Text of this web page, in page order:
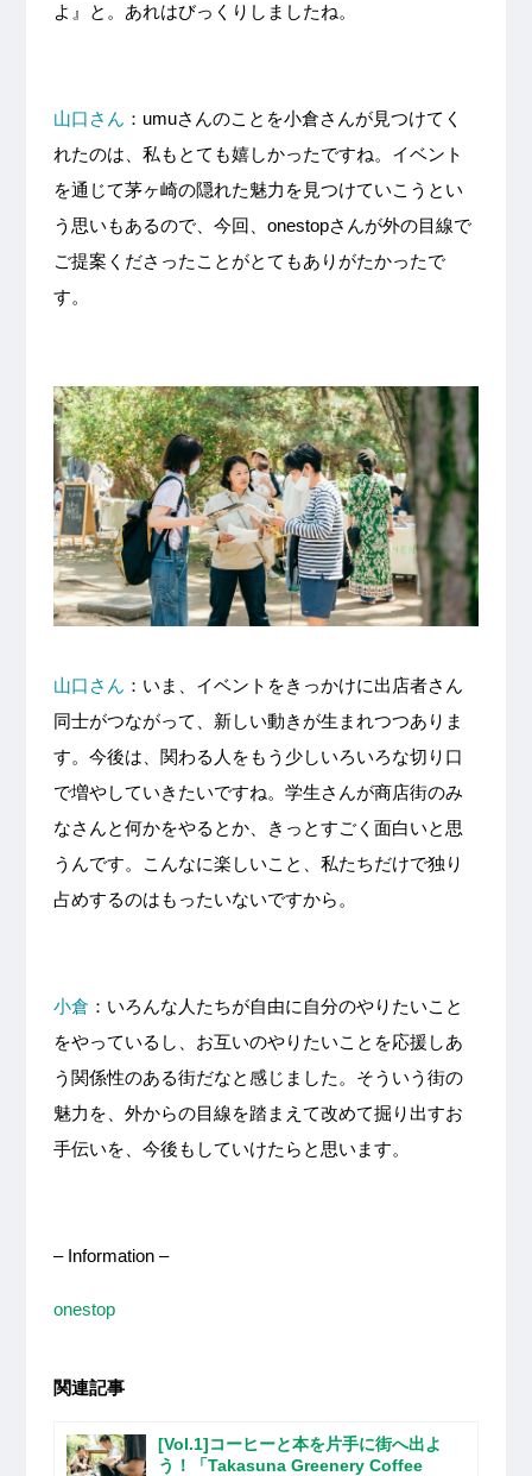
よ』と。あれはびっくりしましたね。
山口さん ：umuさんのことを小倉さんが見つけてく
れたのは、私もとても嬉しかったですね。イベント
を通じて茅ヶ崎の隠れた魅力を見つけていこうとい
う思いもあるので、今回、onestopさんが外の目線で
ご提案くださったことがとてもありがたかったで
す。
山口さん ：いま、イベントをきっかけに出店者さん
同士がつながって、新しい動きが生まれつつありま
す。今後は、関わる人をもう少しいろいろな切り口
で増やしていきたいですね。学生さんが商店街のみ
なさんと何かをやるとか、きっとすごく面白いと思
うんです。こんなに楽しいこと、私たちだけで独り
占めするのはもったいないですから。
小倉 ：いろんな人たちが自由に自分のやりたいこと
をやっているし、お互いのやりたいことを応援しあ
う関係性のある街だなと感じました。そういう街の
魅力を、外からの目線を踏まえて改めて掘り出すお
手伝いを、今後もしていけたらと思います。
– Information –
onestop
関連記事
[Vol.1]コーヒーと本を片手に街へ出よ
う！「Takasuna Greenery Coffee